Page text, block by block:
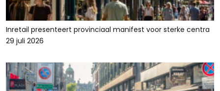
Inretail presenteert provinciaal manifest voor sterke centra
29 juli 2026